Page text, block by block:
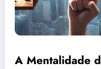
A Mentalidade